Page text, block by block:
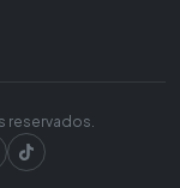
reservados.